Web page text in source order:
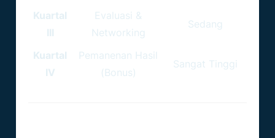
Kuartal
III
Evaluasi &
Networking
Sedang
Kuartal
IV
Pemanenan Hasil
(Bonus)
Sangat Tinggi